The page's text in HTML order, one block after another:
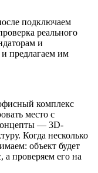
подключаем
реального
и
предлагаем им
комплекс
место с
— 3D-
Когда несколько
объект будет
проверяем его на